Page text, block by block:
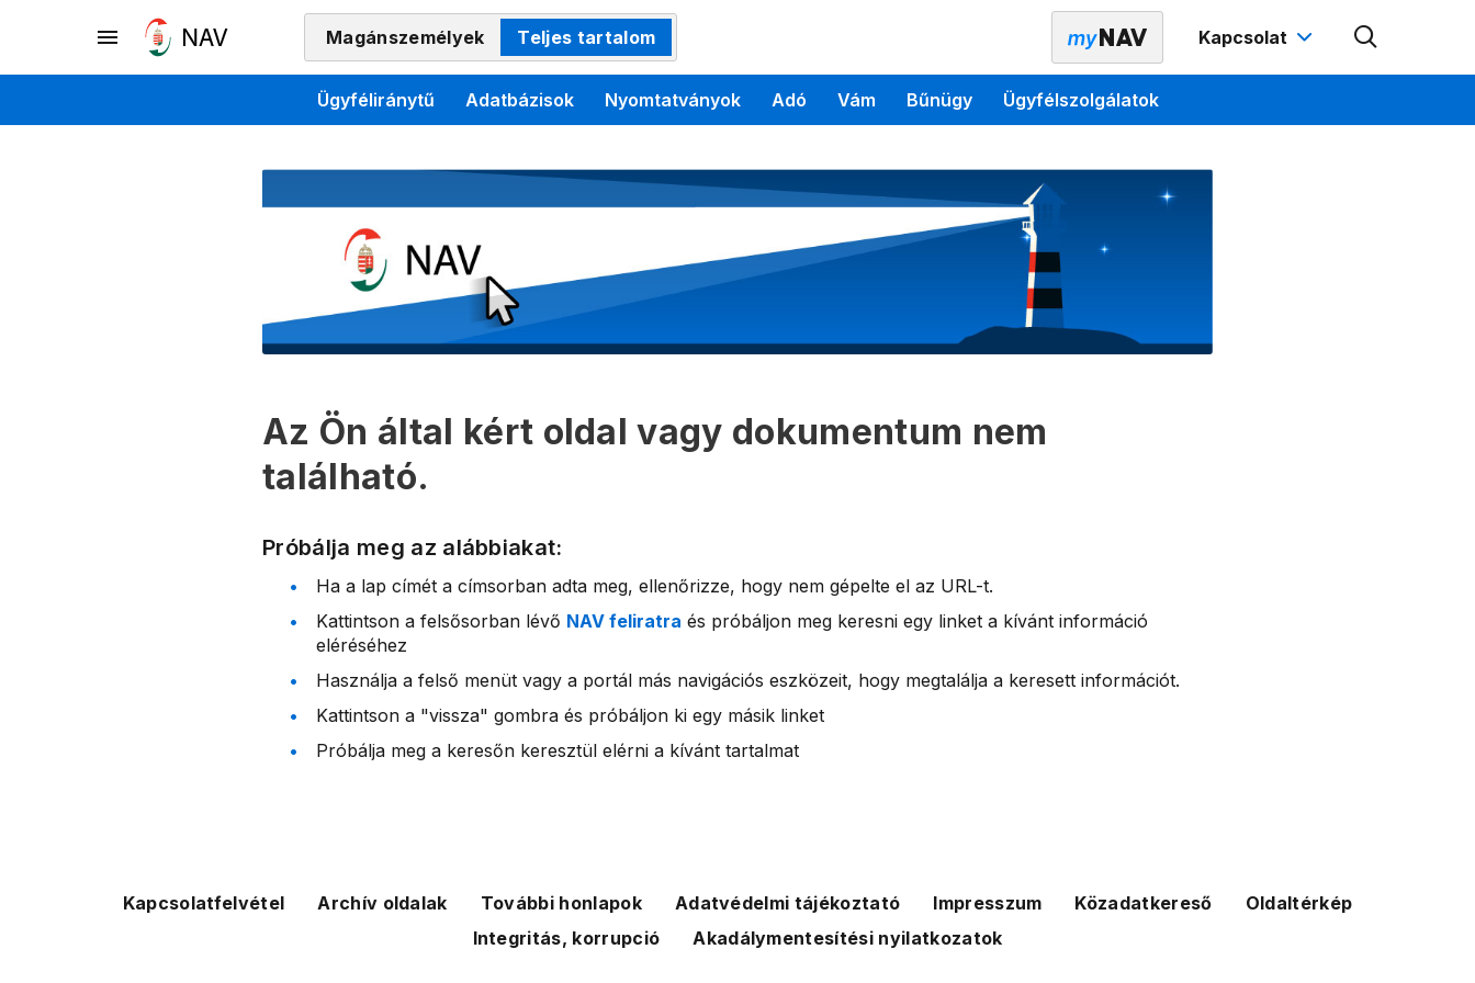
Magánszemélyek Teljes tartalom Kapcsolat
Ügyféliránytű Adatbázisok Nyomtatványok Adó Vám Bűnügy Ügyfélszolgálatok
Az Ön által kért oldal vagy dokumentum nem
található.
Próbálja meg az alábbiakat:
Ha a lap címét a címsorban adta meg, ellenőrizze, hogy nem gépelte el az URL-t.
Kattintson a felsősorban lévő NAV feliratra és próbáljon meg keresni egy linket a kívánt információ
eléréséhez
Használja a felső menüt vagy a portál más navigációs eszközeit, hogy megtalálja a keresett információt.
Kattintson a "vissza" gombra és próbáljon ki egy másik linket
Próbálja meg a keresőn keresztül elérni a kívánt tartalmat
Kapcsolatfelvétel Archív oldalak További honlapok Adatvédelmi tájékoztató Impresszum Közadatkereső
Oldaltérkép
Integritás, korrupció
Akadálymentesítési nyilatkozatok